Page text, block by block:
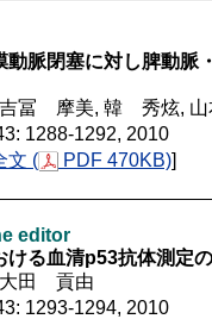
動脈閉塞に対し脾動脈
冨 摩美, 韓 秀炫,
1288-1292, 2010
文 ( PDF 470KB)]
editor
ける血清p53抗体測定
田 貢由
1293-1294, 2010